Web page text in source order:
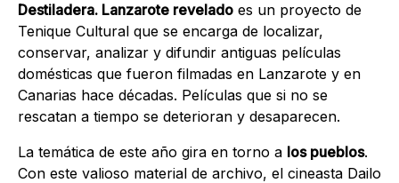
Destiladera. Lanzarote revelado es un proyecto de
Tenique Cultural que se encarga de localizar,
conservar, analizar y difundir antiguas películas
domésticas que fueron filmadas en Lanzarote y en
Canarias hace décadas. Películas que si no se
rescatan a tiempo se deterioran y desaparecen.
La temática de este año gira en torno a los pueblos.
Con este valioso material de archivo, el cineasta Dailo